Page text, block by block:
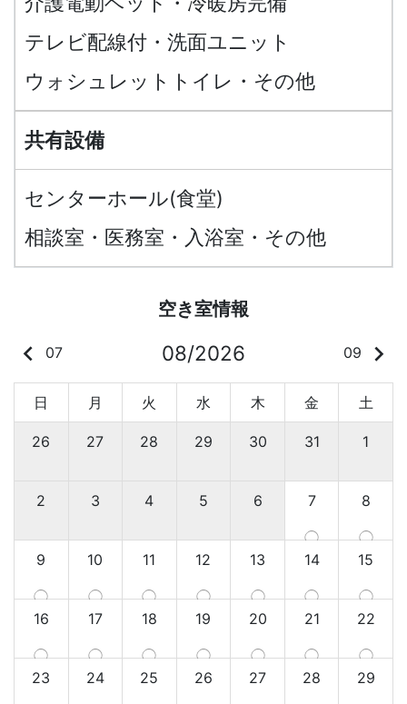
テレビ配線付・洗面ユニット
ウォシュレットトイレ・その他
共有設備
センターホール(食堂)
相談室・医務室・入浴室・その他
空き室情報
keyboard_arrow_left 07 08/2026 09 keyboard_arrow_right
日 月 火 水 木 金 土
26 27 28 29 30 31 1
2 3 4 5 6 7
◯
8
◯
9
◯
10
◯
11
◯
12
◯
13
◯
14
◯
15
◯
16
◯
17
◯
18
◯
19
◯
20
◯
21
◯
22
◯
23 24 25 26 27 28 29